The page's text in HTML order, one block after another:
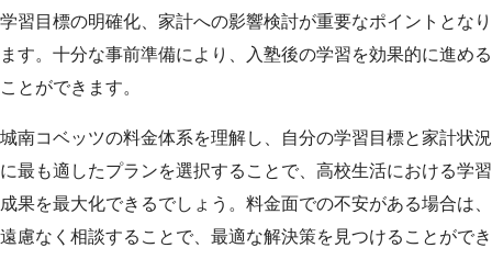
学習目標の明確化、家計への影響検討が重要なポイントとなり
ます。十分な事前準備により、入塾後の学習を効果的に進める
ことができます。
城南コベッツの料金体系を理解し、自分の学習目標と家計状況
に最も適したプランを選択することで、高校生活における学習
成果を最大化できるでしょう。料金面での不安がある場合は、
遠慮なく相談することで、最適な解決策を見つけることができ